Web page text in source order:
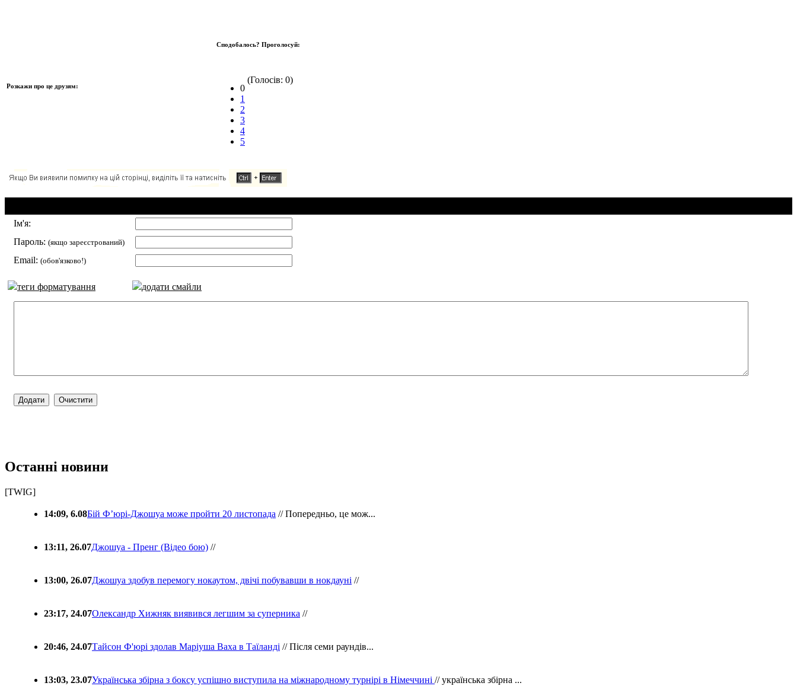
Розкажи про це друзям:
Сподобалось? Проголосуй:
0
1
2
3
4
5
(Голосів: 0)
Ім'я:
Пароль: (якщо зареєстрований)
Email: (обов'язково!)
теги форматування додати смайли
Останні новини
[TWIG]
14:09, 6.08Бій Ф’юрі-Джошуа може пройти 20 листопада // Попередньо, це мож...
13:11, 26.07Джошуа - Пренг (Відео бою) //
13:00, 26.07Джошуа здобув перемогу нокаутом, двічі побувавши в нокдауні //
23:17, 24.07Олександр Хижняк виявився легшим за суперника //
20:46, 24.07Тайсон Ф'юрі здолав Маріуша Ваха в Таїланді // Після семи раундів...
13:03, 23.07Українська збірна з боксу успішно виступила на міжнародному турнірі в Німеччині // українська збірна ...